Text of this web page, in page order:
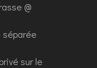
@
séparée
sur le